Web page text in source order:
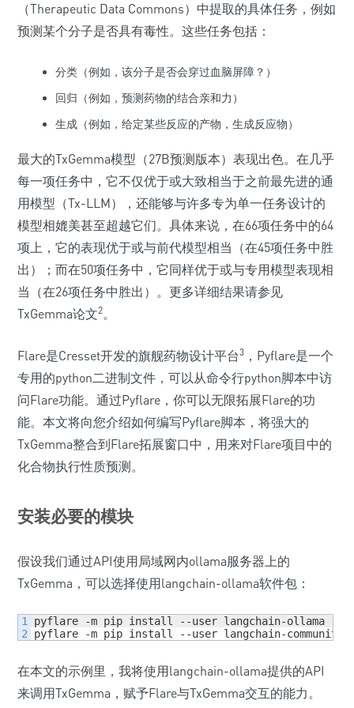
（Therapeutic Data Commons）中提取的具体任务，例如
预测某个分子是否具有毒性。这些任务包括：
分类（例如，该分子是否会穿过血脑屏障？）
回归（例如，预测药物的结合亲和力）
生成（例如，给定某些反应的产物，生成反应物）
最大的TxGemma模型（27B预测版本）表现出色。在几乎
每一项任务中，它不仅优于或大致相当于之前最先进的通
用模型（Tx-LLM），还能够与许多专为单一任务设计的
模型相媲美甚至超越它们。具体来说，在66项任务中的64
项上，它的表现优于或与前代模型相当（在45项任务中胜
出）；而在50项任务中，它同样优于或与专用模型表现相
当（在26项任务中胜出）。更多详细结果请参见
TxGemma论文2。
Flare是Cresset开发的旗舰药物设计平台3 ，Pyflare是一个
专用的python二进制文件，可以从命令行python脚本中访
问Flare功能。通过Pyflare，你可以无限拓展Flare的功
能。本文将向您介绍如何编写Pyflare脚本，将强大的
TxGemma整合到Flare拓展窗口中，用来对Flare项目中的
化合物执行性质预测。
安装必要的模块
假设我们通过API使用局域网内ollama服务器上的
TxGemma，可以选择使用langchain-ollama软件包：
1 pyflare -m pip install --user langchain-ollama
pyflare -m pip install --user langchain-community
在本文的示例里，我将使用langchain-ollama提供的API
来调用TxGemma，赋予Flare与TxGemma交互的能力。